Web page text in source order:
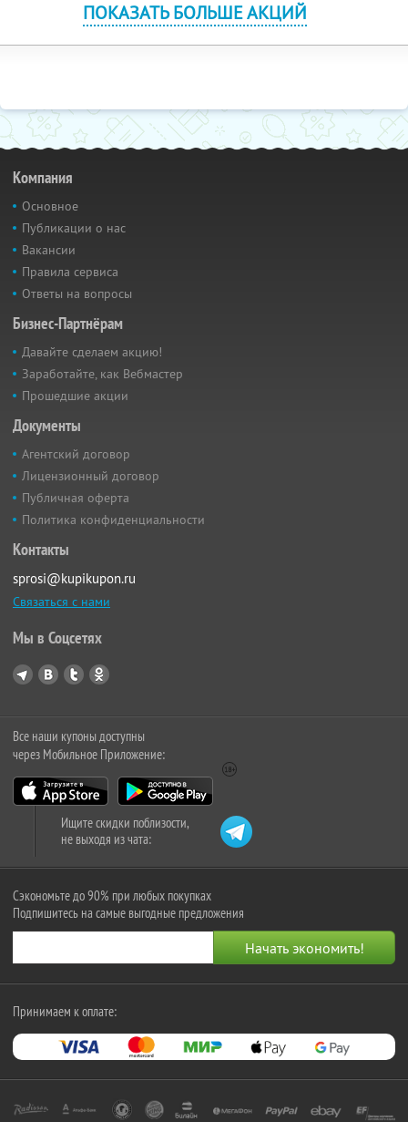
ПОКАЗАТЬ БОЛЬШЕ АКЦИЙ
Компания
Основное
Публикации о нас
Вакансии
Правила сервиса
Ответы на вопросы
Бизнес-Партнёрам
Давайте сделаем акцию!
Заработайте, как Вебмастер
Прошедшие акции
Документы
Агентский договор
Лицензионный договор
Публичная оферта
Политика конфиденциальности
Контакты
sprosi@kupikupon.ru
Связаться с нами
Мы в Соцсетях
Все наши купоны доступны
через Мобильное Приложение:
Ищите скидки поблизости,
не выходя из чата:
Сэкономьте до 90% при любых покупках
Подпишитесь на самые выгодные предложения
Принимаем к оплате: